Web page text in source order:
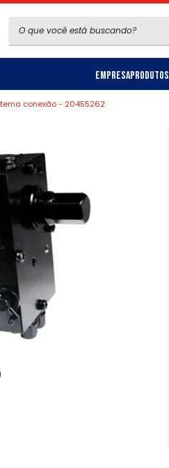
EmpresaProdutos
conexão - 20455262